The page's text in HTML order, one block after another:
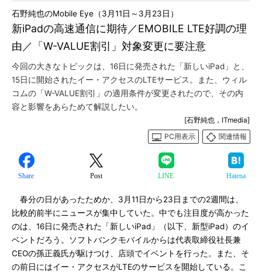
新iPadの高速通信に期待／EMOBILE LTE好調の理
由／「W-VALUE割引」対象変更に要注意
石野純也のMobile Eye（3月11日～3月23日）
今回の大きなトピックは、16日に発売された「新しいiPad」と、
15日に開始されたイー・アクセスのLTEサービス。また、ウィル
コムの「W-VALUE割引」の適用条件が変更されたので、その内
容と影響をあらためて解説したい。
[石野純也，ITmedia]
PC用表示
関連情報
Share Post LINE Hatena
春分の日があったためか、3月11日から23日までの2週間は、
比較的前半にニュースが集中していた。中でも注目度が高かった
のは、16日に発売された「新しいiPad」（以下、新型iPad）のイ
ベントだろう。ソフトバンクモバイルからは代表取締役社長兼
CEOの孫正義氏が駆けつけ、店頭でイベントを行った。また、そ
の前日にはイー・アクセスがLTEのサービスを開始している。こ